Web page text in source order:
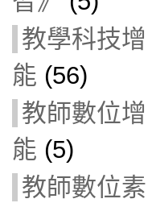
教學科技增
能 (56)
教師數位增
能 (5)
教師數位素